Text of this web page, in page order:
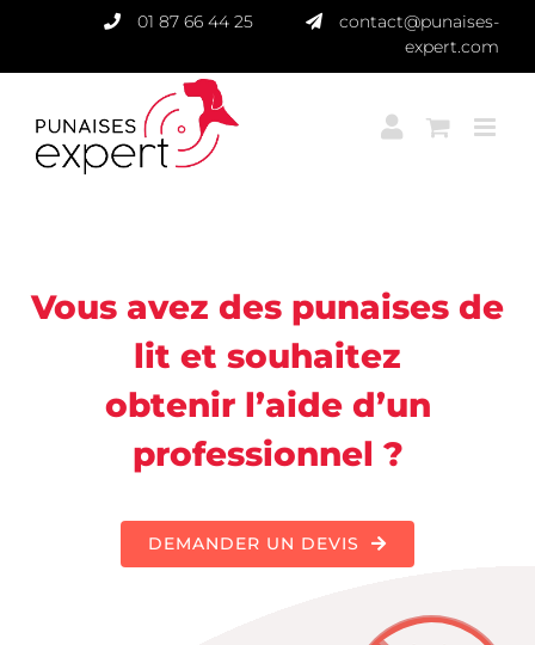
contenu
01 87 66 44 25
contact@punaises-
expert.com
Vous avez des punaises de
lit et souhaitez
obtenir l’aide d’un
professionnel ?
DEMANDER UN DEVIS